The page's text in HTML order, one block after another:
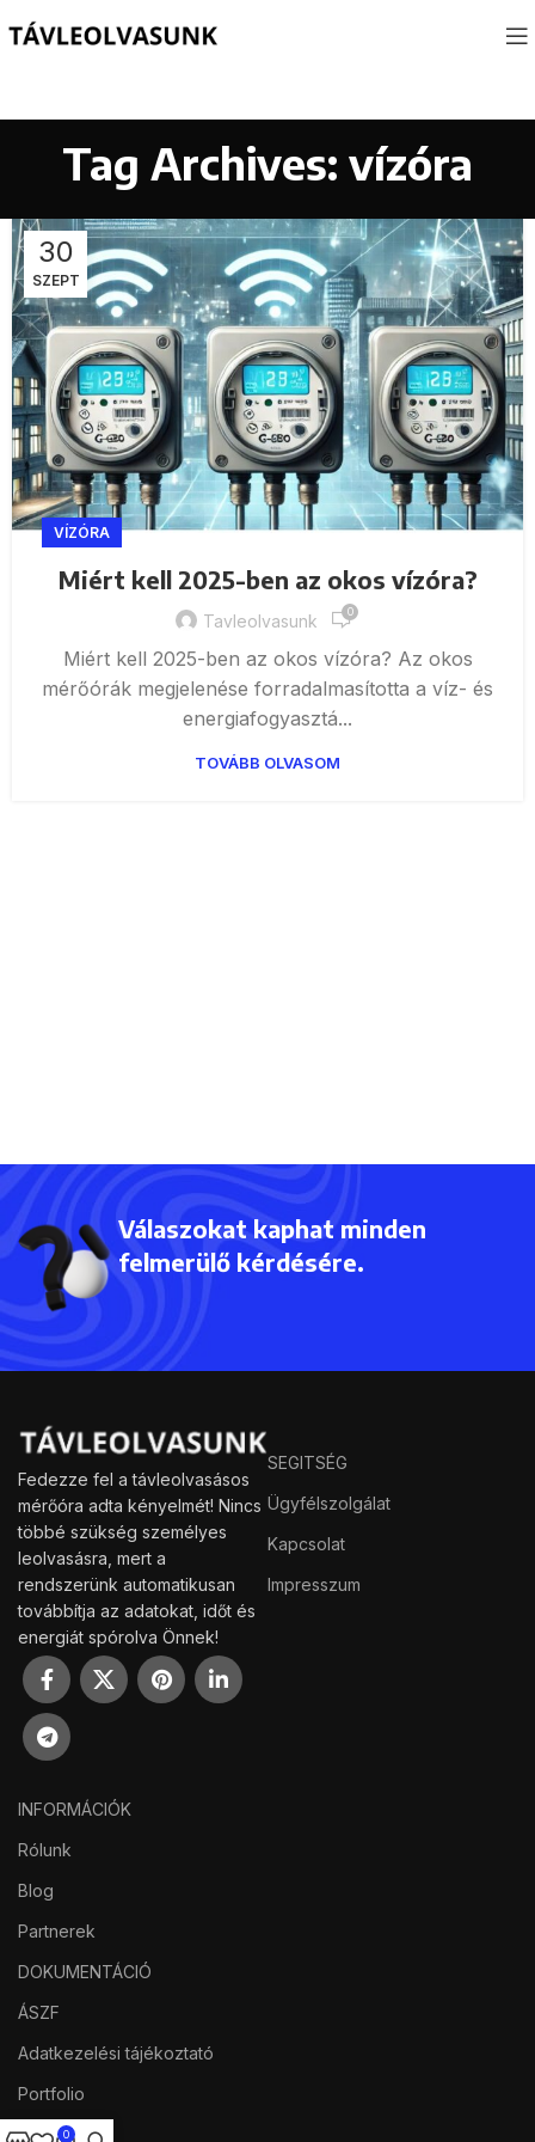
Tag Archives: vízóra
30
SZEPT
VÍZÓRA
Miért kell 2025-ben az okos vízóra?
Tavleolvasunk 0
Miért kell 2025-ben az okos vízóra? Az okos
mérőórák megjelenése forradalmasította a víz- és
energiafogyasztá...
TOVÁBB OLVASOM
Válaszokat kaphat minden
felmerülő kérdésére.
Fedezze fel a távleolvasásos
mérőóra adta kényelmét! Nincs
többé szükség személyes
leolvasásra, mert a
rendszerünk automatikusan
továbbítja az adatokat, időt és
energiát spórolva Önnek!
SEGITSÉG
Ügyfélszolgálat
Kapcsolat
Impresszum
INFORMÁCIÓK
Rólunk
Blog
Partnerek
DOKUMENTÁCIÓ
ÁSZF
Adatkezelési tájékoztató
Portfolio
KÉRDÉSEK
0